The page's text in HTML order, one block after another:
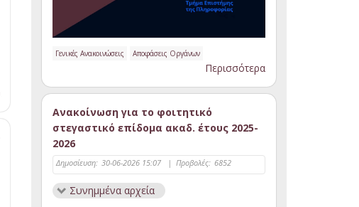
Γενικές Ανακοινώσεις Αποφάσεις Οργάνων
Περισσότερα
Ανακοίνωση για το φοιτητικό
στεγαστικό επίδομα ακαδ. έτους 2025-
2026
Δημοσίευση: 30-06-2026 15:07 | Προβολές: 6852
Συνημμένα αρχεία